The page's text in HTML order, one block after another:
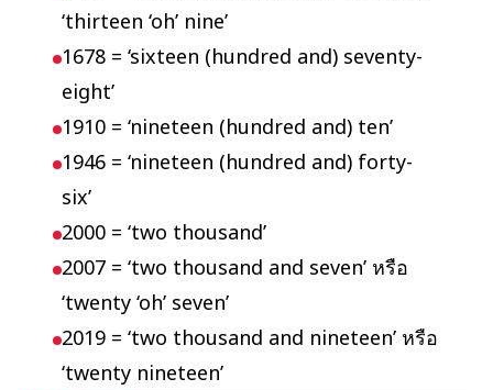
‘thirteen ‘oh’ nine’
1678 = ‘sixteen (hundred and) seventy-
eight’
1910 = ‘nineteen (hundred and) ten’
1946 = ‘nineteen (hundred and) forty-
six’
2000 = ‘two thousand’
2007 = ‘two thousand and seven’ หรือ
‘twenty ‘oh’ seven’
2019 = ‘two thousand and nineteen’ หรือ
‘twenty nineteen’